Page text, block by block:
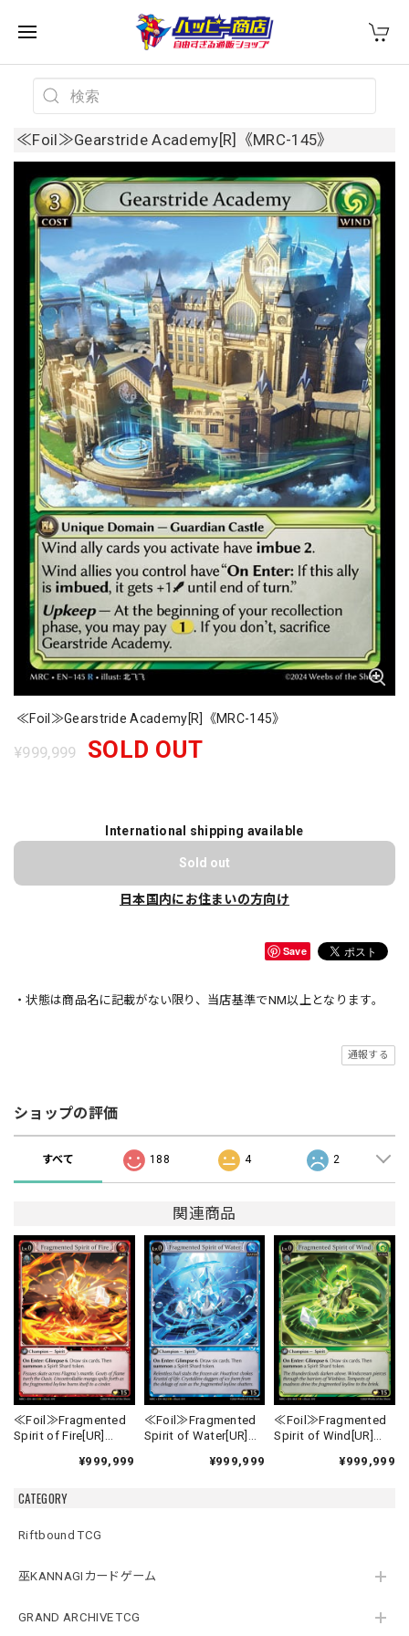
CATEGORY
Riftbound TCG
巫KANNAGIカードゲーム
GRAND ARCHIVE TCG
≪Foil≫Gearstride Academy[R]《MRC-145》
≪Foil≫Gearstride Academy[R]《MRC-145》
¥999,999 SOLD OUT
International shipping available
Sold out
日本国内にお住まいの方向け
Save
・状態は商品名に記載がない限り、当店基準でNM以上となります。
通報する
ショップの評価
すべて 188 4 2
関連商品
≪Foil≫Fragmented
Spirit of Fire[UR]
¥999,999
≪Foil≫Fragmented
Spirit of Water[UR]
¥999,999
≪Foil≫Fragmented
Spirit of Wind[UR]
¥999,999